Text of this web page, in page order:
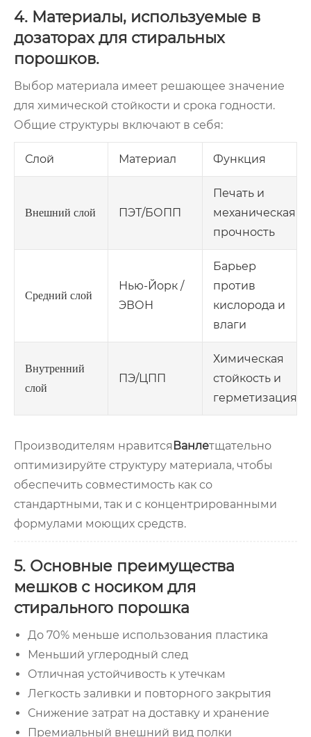
4. Материалы, используемые в
дозаторах для стиральных
порошков.
Выбор материала имеет решающее значение
для химической стойкости и срока годности.
Общие структуры включают в себя:
Слой Материал Функция
Внешний слой ПЭТ/БОПП
Печать и
механическая
прочность
Средний слой
Нью-Йорк /
ЭВОН
Барьер
против
кислорода и
влаги
Внутренний
слой
ПЭ/ЦПП
Химическая
стойкость и
герметизация
Производителям нравится Ванлетщательно
оптимизируйте структуру материала, чтобы
обеспечить совместимость как со
стандартными, так и с концентрированными
формулами моющих средств.
5. Основные преимущества
мешков с носиком для
стирального порошка
До 70% меньше использования пластика
Меньший углеродный след
Отличная устойчивость к утечкам
Легкость заливки и повторного закрытия
Снижение затрат на доставку и хранение
Премиальный внешний вид полки